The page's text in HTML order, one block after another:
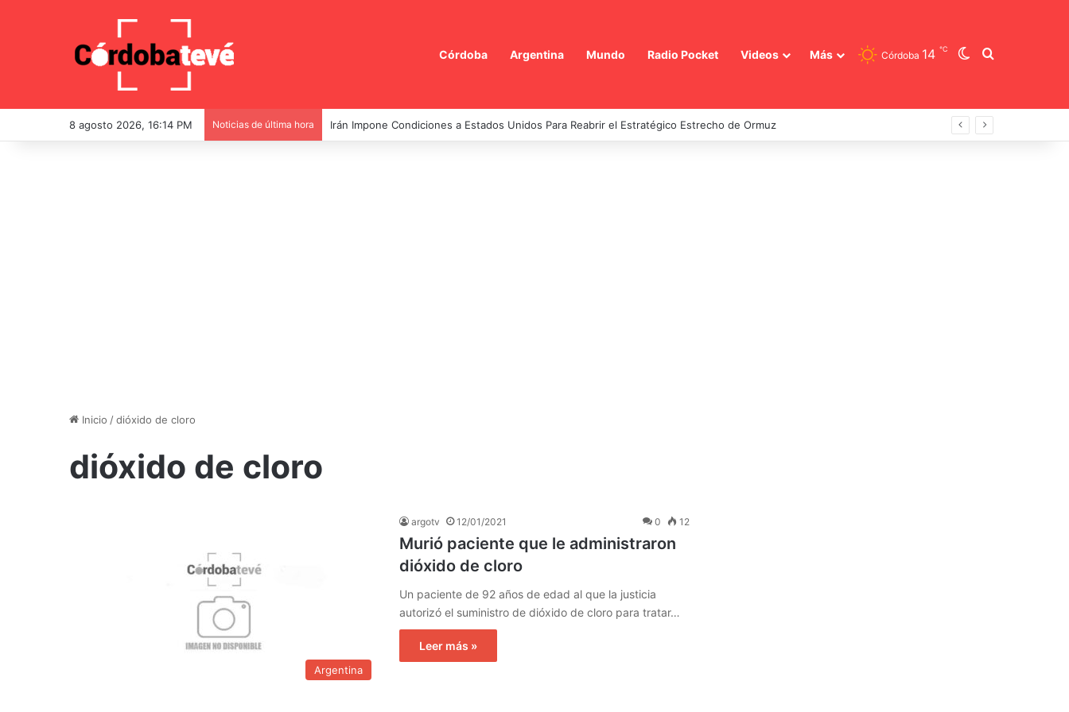
Córdoba Argentina Mundo Radio Pocket Videos Más Córdoba 14 ℃ Switch skin
Buscar
8 agosto 2026, 16:14 PM Noticias de última hora Irán Impone Condiciones a Estados Unidos Para Reabrir el Estratégico Estrecho de Ormuz
Inicio /dióxido de cloro
dióxido de cloro
Argentina
argotv 12/01/2021 0 12
Murió paciente que le administraron
dióxido de cloro
Un paciente de 92 años de edad al que la justicia
autorizó el suministro de dióxido de cloro para tratar…
Leer más »